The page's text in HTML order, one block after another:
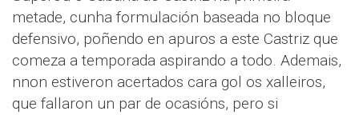
metade, cunha formulación baseada no bloque
defensivo, poñendo en apuros a este Castriz que
comeza a temporada aspirando a todo. Ademais,
nnon estiveron acertados cara gol os xalleiros,
que fallaron un par de ocasións, pero si